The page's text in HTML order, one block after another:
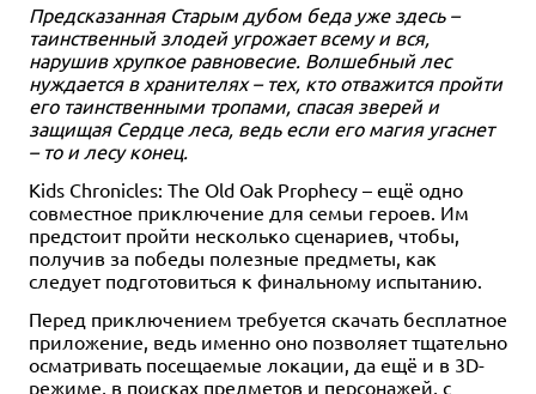
Предсказанная Старым дубом беда уже здесь –
таинственный злодей угрожает всему и вся,
нарушив хрупкое равновесие. Волшебный лес
нуждается в хранителях – тех, кто отважится пройти
его таинственными тропами, спасая зверей и
защищая Сердце леса, ведь если его магия угаснет
– то и лесу конец.
Kids Chronicles: The Old Oak Prophecy – ещё одно
совместное приключение для семьи героев. Им
предстоит пройти несколько сценариев, чтобы,
получив за победы полезные предметы, как
следует подготовиться к финальному испытанию.
Перед приключением требуется скачать бесплатное
приложение, ведь именно оно позволяет тщательно
осматривать посещаемые локации, да ещё и в 3D-
режиме, в поисках предметов и персонажей, с